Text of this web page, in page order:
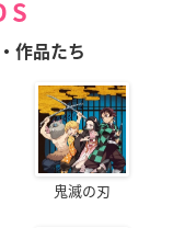
作品たち
鬼滅の刃